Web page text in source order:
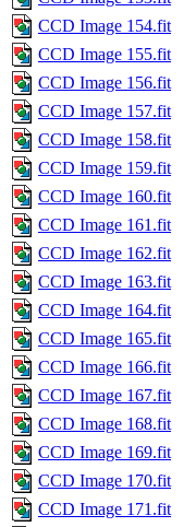
CCD Image 154.fit
CCD Image 155.fit
CCD Image 156.fit
CCD Image 157.fit
CCD Image 158.fit
CCD Image 159.fit
CCD Image 160.fit
CCD Image 161.fit
CCD Image 162.fit
CCD Image 163.fit
CCD Image 164.fit
CCD Image 165.fit
CCD Image 166.fit
CCD Image 167.fit
CCD Image 168.fit
CCD Image 169.fit
CCD Image 170.fit
CCD Image 171.fit